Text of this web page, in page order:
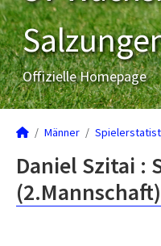
Offizielle Homepage
Männer
Daniel Szitai :
(2.Mannschaft)